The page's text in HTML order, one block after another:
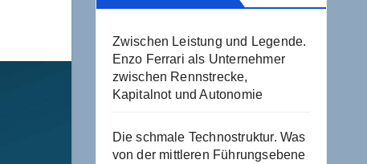
Zwischen Leistung und Legende.
Enzo Ferrari als Unternehmer
zwischen Rennstrecke,
Kapitalnot und Autonomie
Die schmale Technostruktur. Was
von der mittleren Führungsebene